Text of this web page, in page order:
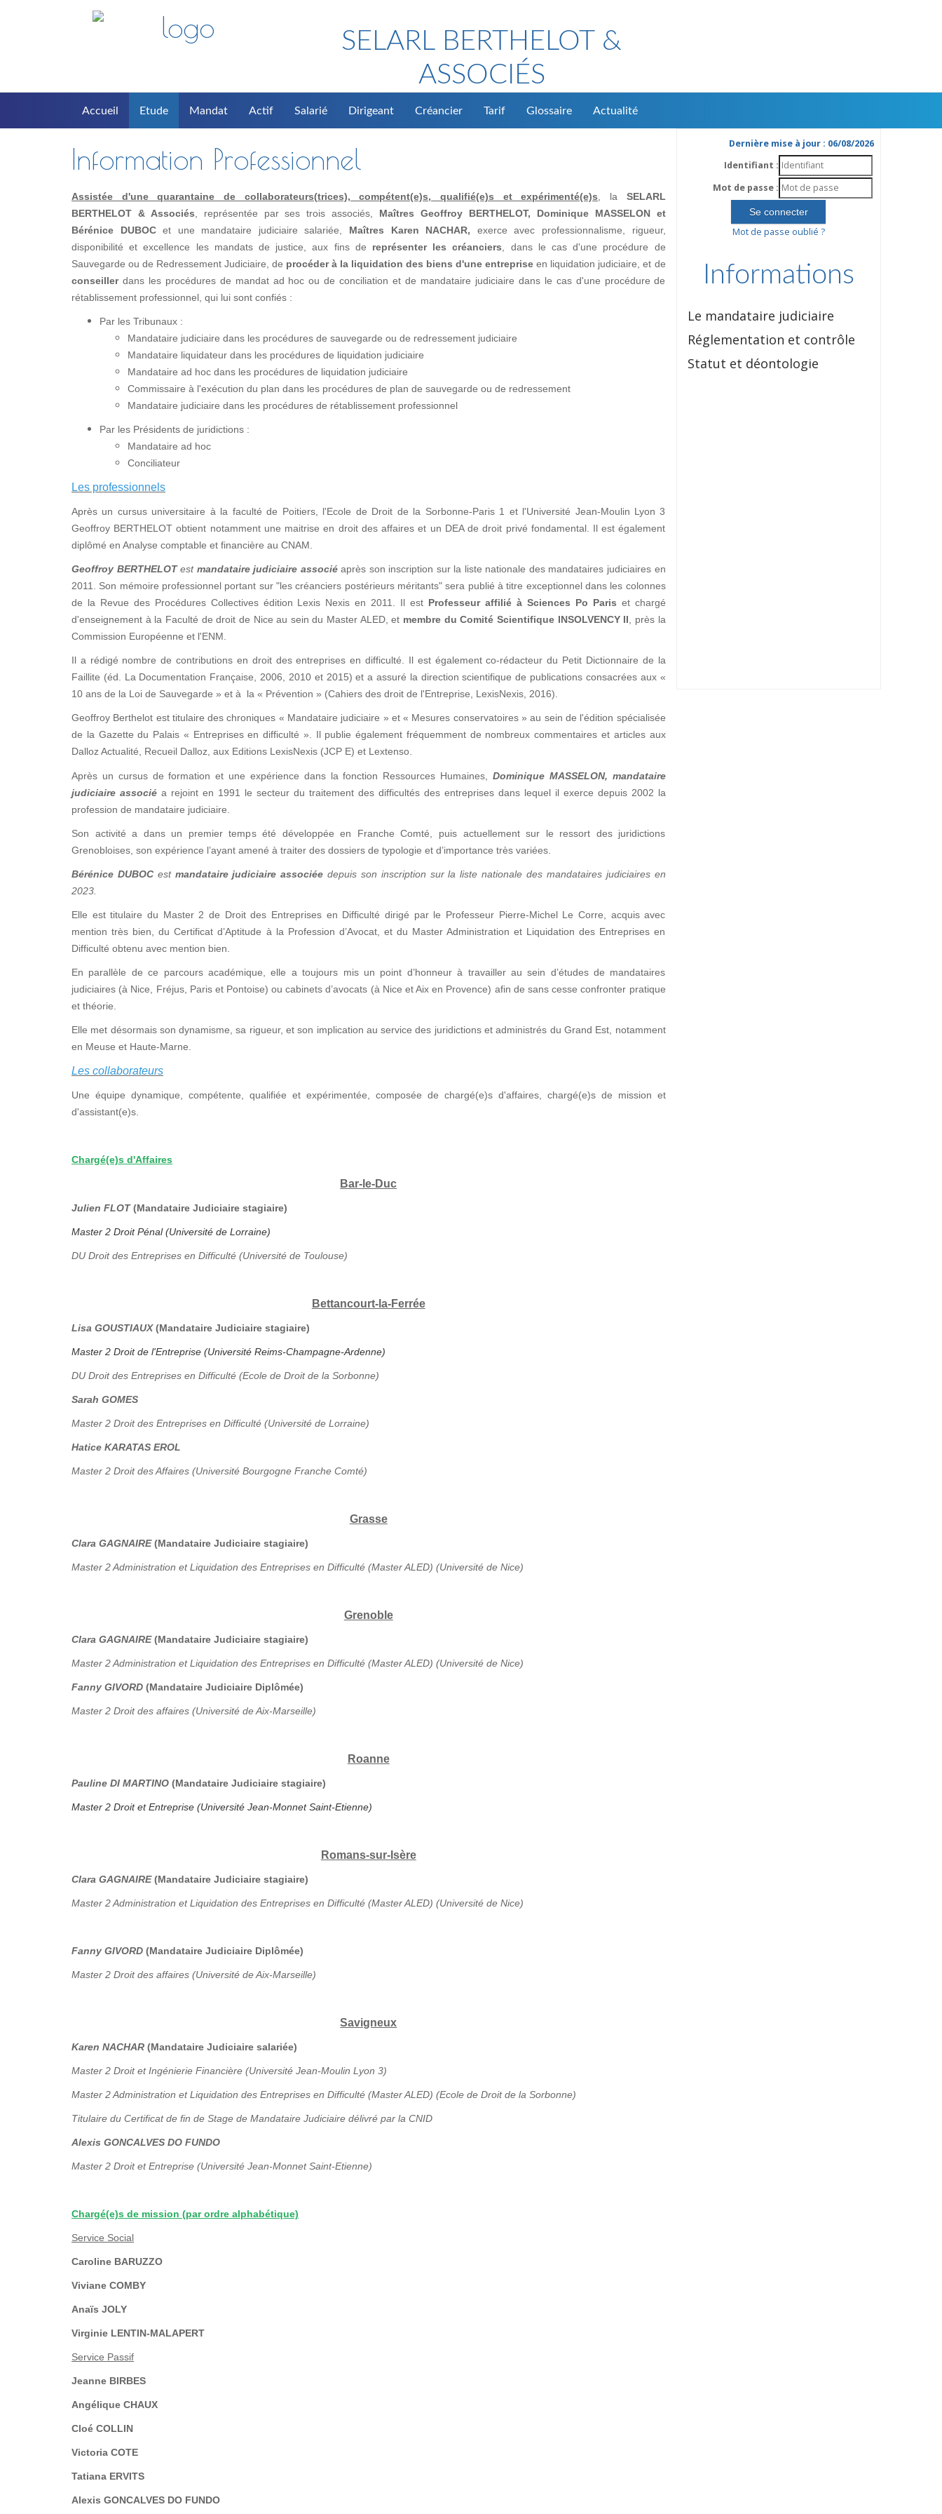
SELARL BERTHELOT &
ASSOCIÉS
Accueil Etude Mandat Actif Salarié Dirigeant Créancier Tarif Glossaire Actualité
Information Professionnel
Assistée d'une quarantaine de collaborateurs(trices), compétent(e)s, qualifié(e)s et expérimenté(e)s , la SELARL
BERTHELOT & Associés , représentée par ses trois associés, Maîtres Geoffroy BERTHELOT, Dominique MASSELON et
Bérénice DUBOCet une mandataire judiciaire salariée, Maîtres Karen NACHAR, exerce avec professionnalisme, rigueur,
disponibilité et excellence les mandats de justice, aux fins de représenter les créanciers , dans le cas d'une procédure de
Sauvegarde ou de Redressement Judiciaire, de procéder à la liquidation des biens d'une entreprise en liquidation judiciaire, et de
conseillerdans les procédures de mandat ad hoc ou de conciliation et de mandataire judiciaire dans le cas d'une procédure de
rétablissement professionnel, qui lui sont confiés :
Par les Tribunaux :
Mandataire judiciaire dans les procédures de sauvegarde ou de redressement judiciaire
Mandataire liquidateur dans les procédures de liquidation judiciaire
Mandataire ad hoc dans les procédures de liquidation judiciaire
Commissaire à l'exécution du plan dans les procédures de plan de sauvegarde ou de redressement
Mandataire judiciaire dans les procédures de rétablissement professionnel
Par les Présidents de juridictions :
Mandataire ad hoc
Conciliateur
Les professionnels
Après un cursus universitaire à la faculté de Poitiers, l'Ecole de Droit de la Sorbonne-Paris 1 et l'Université Jean-Moulin Lyon 3
Geoffroy BERTHELOT obtient notamment une maitrise en droit des affaires et un DEA de droit privé fondamental. Il est également
diplômé en Analyse comptable et financière au CNAM.
Geoffroy BERTHELOTest mandataire judiciaire associéaprès son inscription sur la liste nationale des mandataires judiciaires en
2011. Son mémoire professionnel portant sur "les créanciers postérieurs méritants" sera publié à titre exceptionnel dans les colonnes
de la Revue des Procédures Collectives édition Lexis Nexis en 2011. Il est Professeur affilié à Sciences Po Paris et chargé
d'enseignement à la Faculté de droit de Nice au sein du Master ALED, et membre du Comité Scientifique INSOLVENCY II , près la
Commission Européenne et l'ENM.
Il a rédigé nombre de contributions en droit des entreprises en difficulté. Il est également co-rédacteur du Petit Dictionnaire de la
Faillite (éd. La Documentation Française, 2006, 2010 et 2015) et a assuré la direction scientifique de publications consacrées aux «
10 ans de la Loi de Sauvegarde » et à la « Prévention » (Cahiers des droit de l'Entreprise, LexisNexis, 2016).
Geoffroy Berthelot est titulaire des chroniques « Mandataire judiciaire » et « Mesures conservatoires » au sein de l'édition spécialisée
de la Gazette du Palais « Entreprises en difficulté ». Il publie également fréquemment de nombreux commentaires et articles aux
Dalloz Actualité, Recueil Dalloz, aux Editions LexisNexis (JCP E) et Lextenso.
Après un cursus de formation et une expérience dans la fonction Ressources Humaines, Dominique MASSELON, mandataire
judiciaire associéa rejoint en 1991 le secteur du traitement des difficultés des entreprises dans lequel il exerce depuis 2002 la
profession de mandataire judiciaire.
Son activité a dans un premier temps été développée en Franche Comté, puis actuellement sur le ressort des juridictions
Grenobloises, son expérience l’ayant amené à traiter des dossiers de typologie et d’importance très variées.
Bérénice DUBOCest mandataire judiciaire associée depuis son inscription sur la liste nationale des mandataires judiciaires en
2023.
Elle est titulaire du Master 2 de Droit des Entreprises en Difficulté dirigé par le Professeur Pierre-Michel Le Corre, acquis avec
mention très bien, du Certificat d’Aptitude à la Profession d’Avocat, et du Master Administration et Liquidation des Entreprises en
Difficulté obtenu avec mention bien.
En parallèle de ce parcours académique, elle a toujours mis un point d’honneur à travailler au sein d’études de mandataires
judiciaires (à Nice, Fréjus, Paris et Pontoise) ou cabinets d’avocats (à Nice et Aix en Provence) afin de sans cesse confronter pratique
et théorie.
Elle met désormais son dynamisme, sa rigueur, et son implication au service des juridictions et administrés du Grand Est, notamment
en Meuse et Haute-Marne.
Les collaborateurs
Une équipe dynamique, compétente, qualifiée et expérimentée, composée de chargé(e)s d'affaires, chargé(e)s de mission et
d'assistant(e)s.
Chargé(e)s d'Affaires
Bar-le-Duc
Julien FLOT(Mandataire Judiciaire stagiaire)
Master 2 Droit Pénal (Université de Lorraine)
DU Droit des Entreprises en Difficulté (Université de Toulouse)
Bettancourt-la-Ferrée
Lisa GOUSTIAUX(Mandataire Judiciaire stagiaire)
Master 2 Droit de l'Entreprise (Université Reims-Champagne-Ardenne)
DU Droit des Entreprises en Difficulté (Ecole de Droit de la Sorbonne)
Sarah GOMES
Master 2 Droit des Entreprises en Difficulté (Université de Lorraine)
Hatice KARATAS EROL
Master 2 Droit des Affaires (Université Bourgogne Franche Comté)
Grasse
Clara GAGNAIRE(Mandataire Judiciaire stagiaire)
Master 2 Administration et Liquidation des Entreprises en Difficulté (Master ALED) (Université de Nice)
Grenoble
Clara GAGNAIRE(Mandataire Judiciaire stagiaire)
Master 2 Administration et Liquidation des Entreprises en Difficulté (Master ALED) (Université de Nice)
Fanny GIVORD (Mandataire Judiciaire Diplômée)
Master 2 Droit des affaires (Université de Aix-Marseille)
Roanne
Pauline DI MARTINO (Mandataire Judiciaire stagiaire)
Master 2 Droit et Entreprise (Université Jean-Monnet Saint-Etienne)
Romans-sur-Isère
Clara GAGNAIRE(Mandataire Judiciaire stagiaire)
Master 2 Administration et Liquidation des Entreprises en Difficulté (Master ALED) (Université de Nice)
Fanny GIVORD (Mandataire Judiciaire Diplômée)
Master 2 Droit des affaires (Université de Aix-Marseille)
Savigneux
Karen NACHAR (Mandataire Judiciaire salariée)
Master 2 Droit et Ingénierie Financière (Université Jean-Moulin Lyon 3)
Master 2 Administration et Liquidation des Entreprises en Difficulté (Master ALED) (Ecole de Droit de la Sorbonne)
Titulaire du Certificat de fin de Stage de Mandataire Judiciaire délivré par la CNID
Alexis GONCALVES DO FUNDO
Master 2 Droit et Entreprise (Université Jean-Monnet Saint-Etienne)
Chargé(e)s de mission (par ordre alphabétique)
Service Social
Caroline BARUZZO
Viviane COMBY
Anaïs JOLY
Virginie LENTIN-MALAPERT
Service Passif
Jeanne BIRBES
Angélique CHAUX
Cloé COLLIN
Victoria COTE
Tatiana ERVITS
Alexis GONCALVES DO FUNDO
Dernière mise à jour : 06/08/2026
Identifiant :
Mot de passe :
Mot de passe oublié ?
Informations
Le mandataire judiciaire
Réglementation et contrôle
Statut et déontologie